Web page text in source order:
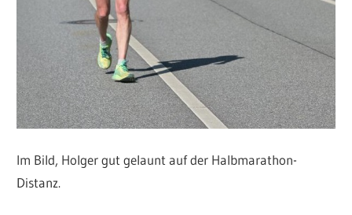
Im Bild, Holger gut gelaunt auf der Halbmarathon-
Distanz.